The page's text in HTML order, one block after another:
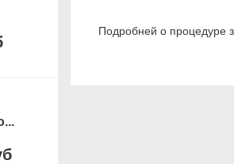
Подробней о процедуре